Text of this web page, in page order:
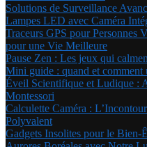
Solutions de Surveillance
Lampes LED avec Caméra
Traceurs GPS pour Personnes
pour une Vie Meilleure
Pause Zen : Les jeux qui
Mini guide : quand et comment
Éveil Scientifique et Ludique :
Montessori
Calculette Caméra :
Polyvalent
Gadgets Insolites pour le Bien-